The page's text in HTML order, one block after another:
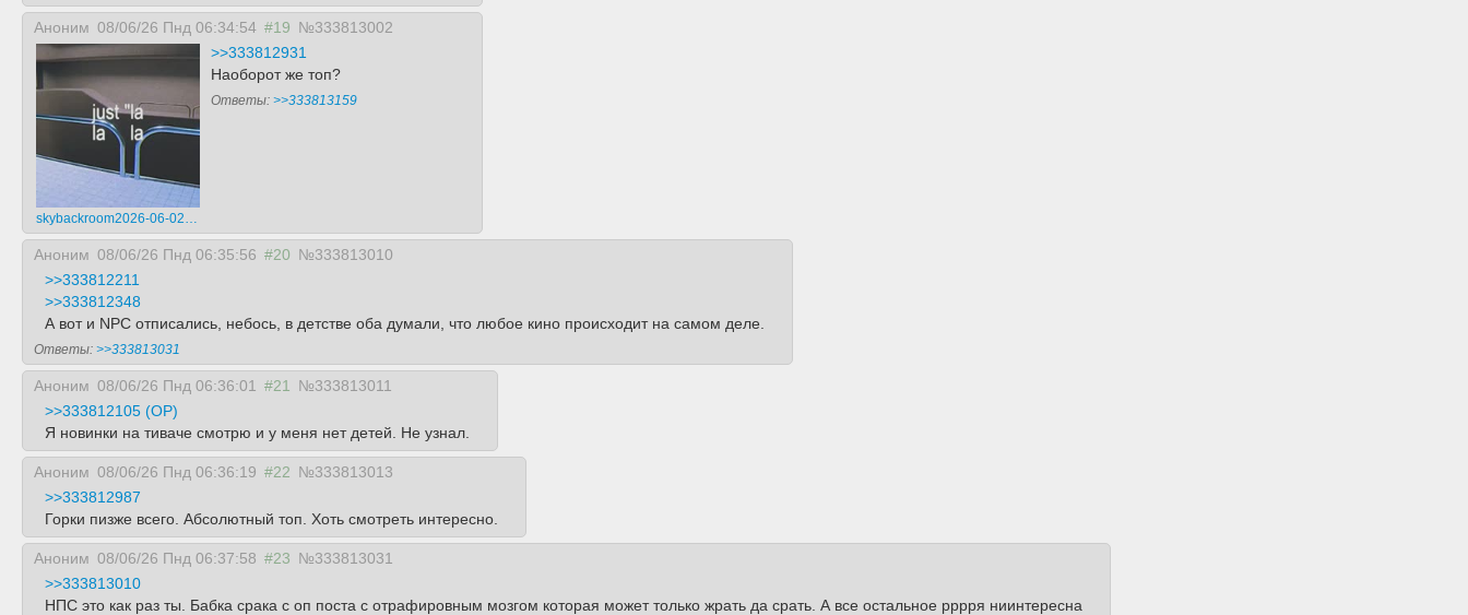
Аноним 08/06/26 Пнд 06:34:54 #19 №333813002
skybackroom2026-06-02-12-56-101780372570452.mp4
>>333812931
Наоборот же топ?
Ответы: >>333813159
Аноним 08/06/26 Пнд 06:35:56 #20 №333813010
>>333812211
>>333812348
А вот и NPC отписались, небось, в детстве оба думали, что любое кино происходит на самом деле.
Ответы: >>333813031
Аноним 08/06/26 Пнд 06:36:01 #21
№333813011
>>333812105 (OP)
Я новинки на тиваче смотрю и у меня нет детей. Не узнал.
Аноним 08/06/26 Пнд 06:36:19 #22 №333813013
>>333812987
Горки пизже всего. Абсолютный топ. Хоть смотреть интересно.
Аноним 08/06/26 Пнд 06:37:58 #23 №333813031
>>333813010
НПС это как раз ты. Бабка срака с оп поста с отрафировным мозгом которая может только жрать да срать. А все остальное рррря ниинтересна